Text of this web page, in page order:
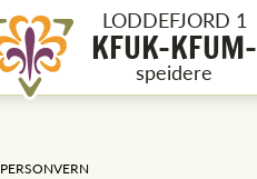
LODDEFJORD 1
KFUK-KFUM-
speidere
PERSONVERN